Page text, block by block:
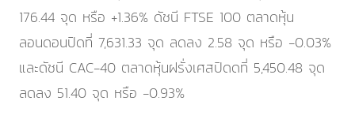
176.44 จุด หรือ +1.36% ดัชนี FTSE 100 ตลาดหุ้น
ลอนดอนปิดที่ 7,631.33 จุด ลดลง 2.58 จุด หรือ -0.03%
และดัชนี CAC-40 ตลาดหุ้นฝรั่งเศสปิดดที่ 5,450.48 จุด
ลดลง 51.40 จุด หรือ -0.93%